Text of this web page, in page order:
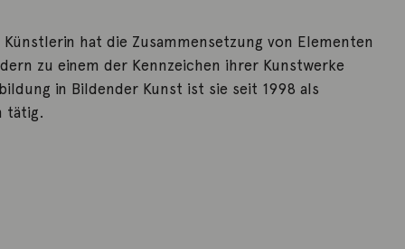
hat die Zusammensetzung von Elementen
zu einem der Kennzeichen ihrer Kunstwerke
in Bildender Kunst ist sie seit 1998 als
tätig.